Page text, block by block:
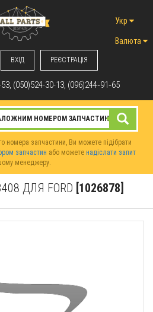
ВХIД РЕЄСТРАЦІЯ
Укр
Валюта
(050)524-30-13, (096)244‑91‑65
номера запчастини, Ви можете підібрати
запчастин або можете надіслати запит
менеджеру.
ДЛЯ FORD [1026878]